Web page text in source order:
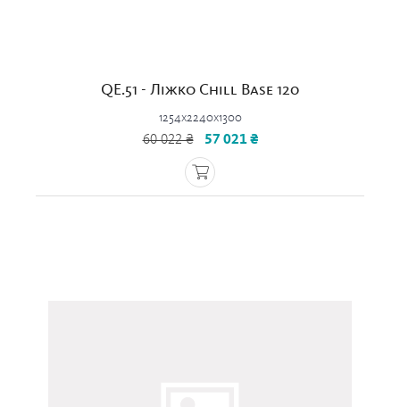
QE.51 - Ліжко Chill Base 120
1254x2240x1300
60 022 ₴ 57 021 ₴